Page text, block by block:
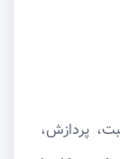
پردازش،